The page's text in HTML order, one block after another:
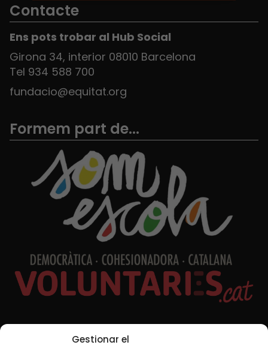
Gestionar el
Contacte
Ens pots trobar al Hub Social
Girona 34, interior 08010 Barcelona
Tel 934 588 700
fundacio@equitat.org
Formem part de...
Xarxes Socials